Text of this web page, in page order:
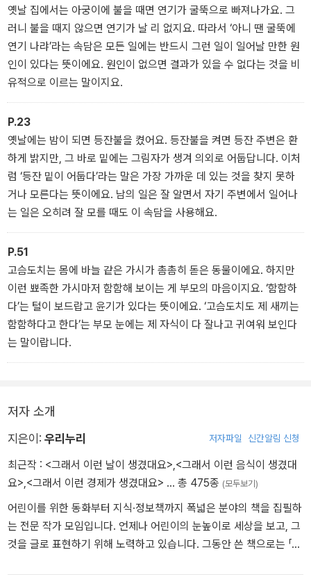
옛날 집에서는 아궁이에 불을 때면 연기가 굴뚝으로 빠져나가요. 그
러니 불을 때지 않으면 연기가 날 리 없지요. 따라서 ‘아니 땐 굴뚝에
연기 나랴’라는 속담은 모든 일에는 반드시 그런 일이 일어날 만한 원
인이 있다는 뜻이에요. 원인이 없으면 결과가 있을 수 없다는 것을 비
유적으로 이르는 말이지요.
P.23
옛날에는 밤이 되면 등잔불을 켰어요. 등잔불을 켜면 등잔 주변은 환
하게 밝지만, 그 바로 밑에는 그림자가 생겨 의외로 어둡답니다. 이처
럼 ‘등잔 밑이 어둡다’라는 말은 가장 가까운 데 있는 것을 찾지 못하
거나 모른다는 뜻이에요. 남의 일은 잘 알면서 자기 주변에서 일어나
는 일은 오히려 잘 모를 때도 이 속담을 사용해요.
P.51
고슴도치는 몸에 바늘 같은 가시가 촘촘히 돋은 동물이에요. 하지만
이런 뾰족한 가시마저 함함해 보이는 게 부모의 마음이지요. ‘함함하
다’는 털이 보드랍고 윤기가 있다는 뜻이에요. ‘고슴도치도 제 새끼는
함함하다고 한다’는 부모 눈에는 제 자식이 다 잘나고 귀여워 보인다
는 말이랍니다.
저자 소개
지은이: 우리누리 저자파일 신간알림 신청
최근작 : <그래서 이런 날이 생겼대요>,<그래서 이런 음식이 생겼대
요>,<그래서 이런 경제가 생겼대요> … 총 475종 (모두보기)
어린이를 위한 동화부터 지식·정보책까지 폭넓은 분야의 책을 집필하
는 전문 작가 모임입니다. 언제나 어린이의 눈높이로 세상을 보고, 그
것을 글로 표현하기 위해 노력하고 있습니다. 그동안 쓴 책으로는 「오